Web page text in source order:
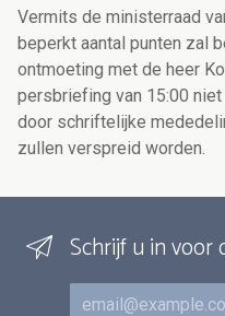
Vermits de ministerraad
beperkt aantal punten zal
ontmoeting met de heer
persbriefing van 15:00
door schriftelijke
zullen verspreid worden.
Schrijf u in voor
E-mail